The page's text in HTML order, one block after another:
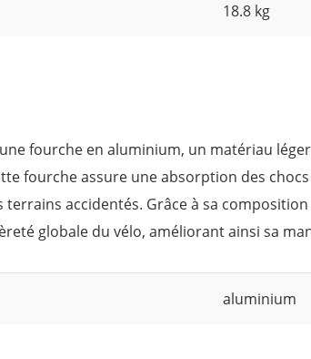
18.8 kg
fourche en aluminium, un matériau
fourche assure une absorption des
terrains accidentés. Grâce à sa
globale du vélo, améliorant ainsi sa
aluminium